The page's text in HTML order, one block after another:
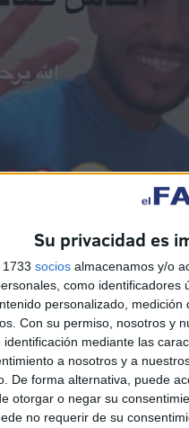
Su privacidad es
socios almacenamos y/o
como
personalizado,
Con su permiso, nosotros y
mediante las
a nosotros y a
De forma alternativa, puede
otorgar o negar su
no requerir de su